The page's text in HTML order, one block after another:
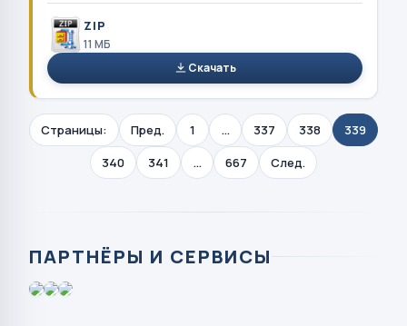
ZIP
11 MБ
Скачать
Страницы: Пред. 1 ... 337 338
339
340
341 ... 667 След.
ПАРТНЁРЫ И СЕРВИСЫ